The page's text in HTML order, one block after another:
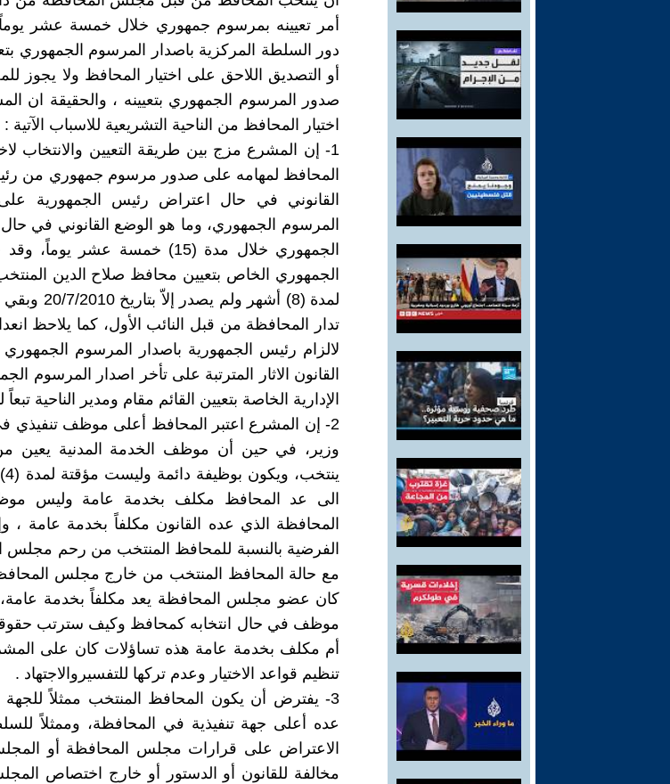
أمر تعيينه بمرسوم جمهوري خلال خمسة عشر يوماً
دور السلطة المركزية باصدار المرسوم الجمهوري
أو التصديق اللاحق على اختيار المحافظ ولا يجوز
صدور المرسوم الجمهوري بتعيينه ، والحقيقة ان
اختيار المحافظ من الناحية التشريعية للاسباب الآتية :
1- إن المشرع مزج بين طريقة التعيين والانتخاب
المحافظ لمهامه على صدور مرسوم جمهوري من
القانوني في حال اعتراض رئيس الجمهورية
المرسوم الجمهوري، وما هو الوضع القانوني في
الجمهوري خلال مدة (15) خمسة
لمدة (8)
تدار المحافظة من قبل النائب الأول، كما يلاحظ
لالزام رئيس الجمهورية باصدار المرسوم الجمهوري
القانون الاثار المترتبة على تأخر اصدار المرسوم
الإدارية الخاصة بتعيين القائم مقام ومدير الناحية تبعاً
2- إن المشرع اعتبر المحافظ أعلى موظف تنفيذي
وزير، في حين أن موظف الخدمة المدنية يعين من
الى عد المحافظ مكلف بخدمة عامة وليس
المحافظة الذي عده القانون مكلفاً بخدمة عامة ،
الفرضية بالنسبة للمحافظ المنتخب من رحم مجلس
مع حالة المحافظ المنتخب من خارج مجلس
كان عضو مجلس المحافظة يعد مكلفاً بخدمة
موظف في حال انتخابه كمحافظ وكيف سترتب
أم مكلف بخدمة عامة هذه تساؤلات كان على
تنظيم قواعد الاختيار وعدم تركها للتفسيروالاجتهاد .
3- يفترض أن يكون المحافظ المنتخب ممثلاً للجهة
عده أعلى جهة تنفيذية في المحافظة، وممثلاً
الاعتراض على قرارات مجلس المحافظة أو
مخالفة للقانون أو الدستور أو خارج اختصاص